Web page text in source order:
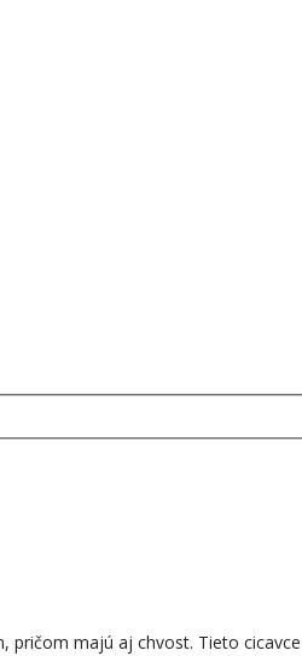
pričom majú aj chvost. Tieto